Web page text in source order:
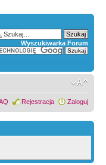
Wyszukiwarka Forum
Rejestracja Zaloguj